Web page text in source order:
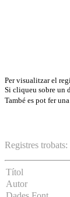
Per visualitzar el
Si cliqueu sobre un
També es pot fer una
Registres trobats:
Títol
Autor